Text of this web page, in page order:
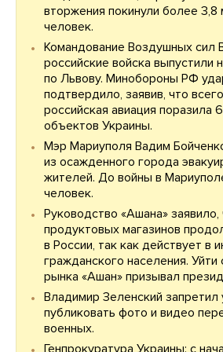
вторжения покинули более 3,8
человек.
Командование Воздушных сил
российские войска выпустили
по Львову. Минобороны РФ
подтвердило, заявив, что
российская авиация поразила
объектов Украины.
Мэр Мариуполя Вадим
из осажденного города
жителей. До войны в
человек.
Руководство «Ашана» заявило,
продуктовых магазинов
в России, так как действует в
гражданского населения. Уйти
рынка «Ашан» призывал
Владимир Зеленский запретил
публиковать фото и видео
военных.
Генпрокуратура Украины: с